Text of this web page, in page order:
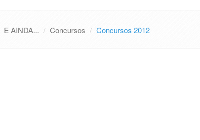
E AINDA... Concursos Concursos 2012